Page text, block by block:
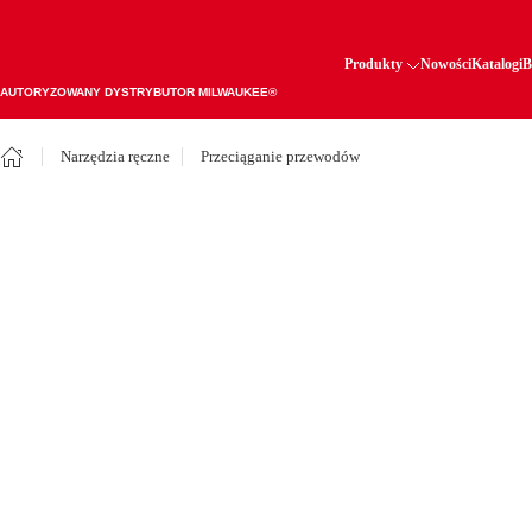
AUTORYZOWANY DYSTRYBUTOR MILWAUKEE®
Produkty NowościKatalogi
Narzędzia ręczne Przeciąganie przewodów